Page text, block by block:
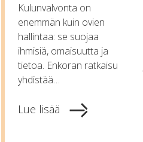
Kulunvalvonta on
enemmän kuin ovien
hallintaa: se suojaa
ihmisiä, omaisuutta ja
tietoa. Enkoran ratkaisu
yhdistää…
Lue lisää